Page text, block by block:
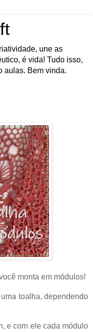
une as
é vida! Tudo isso,
aulas. Bem vinda.
monta em módulos!
toalha, dependendo
e com ele cada módulo